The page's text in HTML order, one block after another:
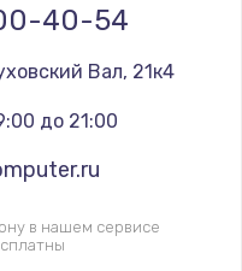
питания
40-54
Вал, 21к4
до 21:00
в нашем сервисе